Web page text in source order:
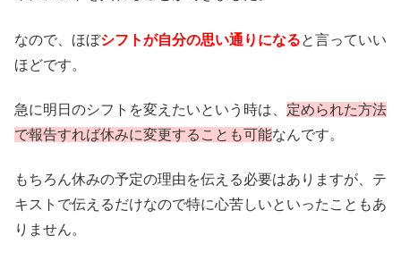
なので、ほぼシフトが自分の思い通りになると言っていい
ほどです。
急に明日のシフトを変えたいという時は、 定められた方法
で報告すれば休みに変更することも可能なんです。
もちろん休みの予定の理由を伝える必要はありますが、テ
キストで伝えるだけなので特に心苦しいといったこともあ
りません。